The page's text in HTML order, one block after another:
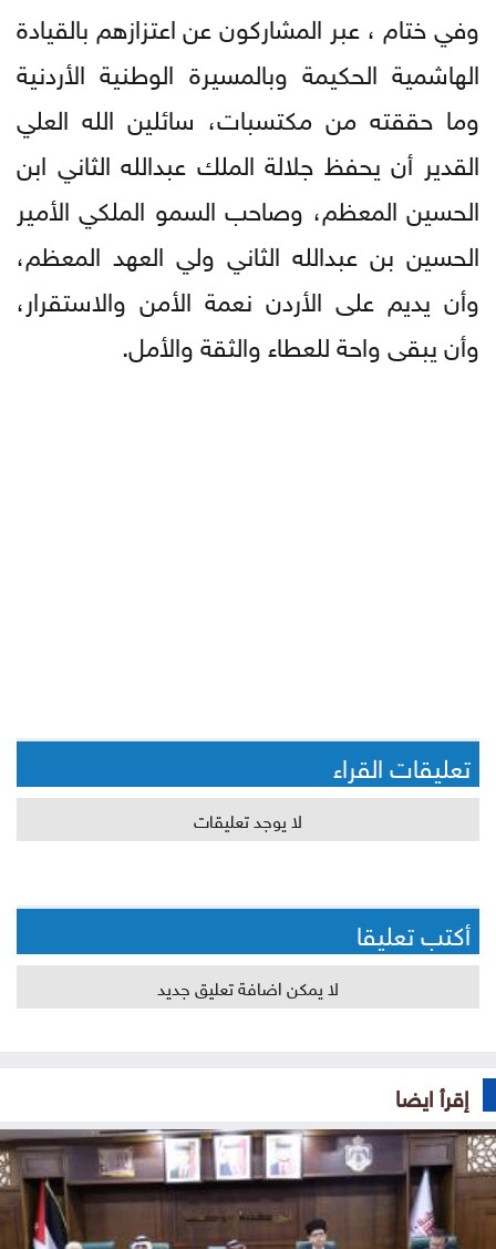
وفي ختام ، عبر المشاركون عن اعتزازهم بالقيادة
الهاشمية الحكيمة وبالمسيرة الوطنية الأردنية
وما حققته من مكتسبات، سائلين الله العلي
القدير أن يحفظ جلالة الملك عبدالله الثاني ابن
الحسين المعظم، وصاحب السمو الملكي الأمير
الحسين بن عبدالله الثاني ولي العهد المعظم،
وأن يديم على الأردن نعمة الأمن والاستقرار،
وأن يبقى واحة للعطاء والثقة والأمل.
تعليقات القراء
لا يوجد تعليقات
أكتب تعليقا
لا يمكن اضافة تعليق جديد
إقرأ ايضا